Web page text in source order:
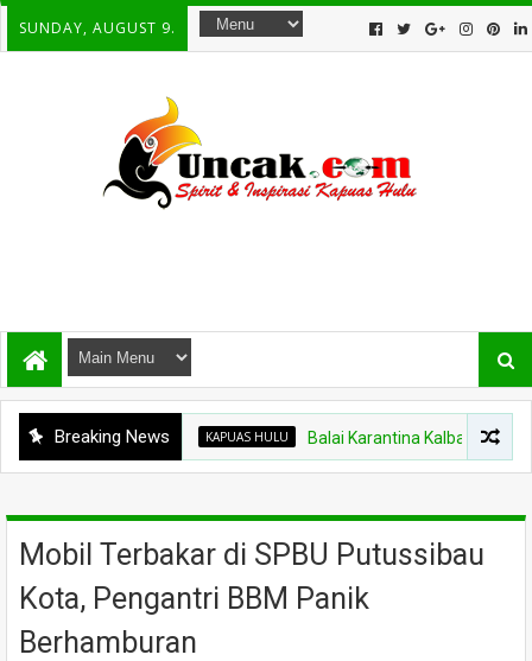
SUNDAY, AUGUST 9.
Breaking NewsKAPUAS HULU Balai Karantina Kalbar Tinjau Jalur
Mobil Terbakar di SPBU Putussibau
Kota, Pengantri BBM Panik
Berhamburan